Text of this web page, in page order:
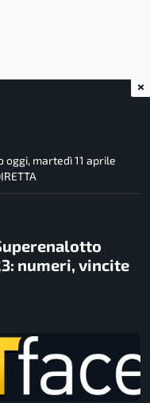
oggi, martedì 11 aprile
numeri, vincite
×